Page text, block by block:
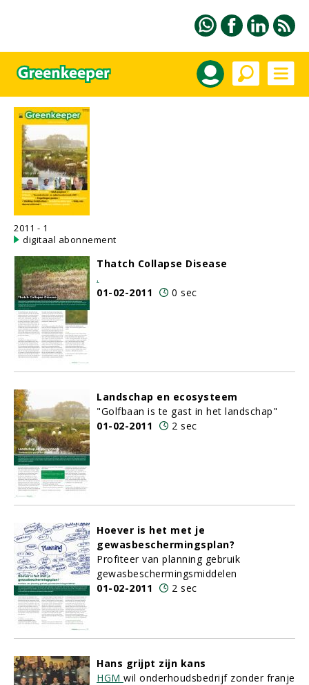
2011 - 1
digitaal abonnement
Thatch Collapse Disease
.
01-02-2011
0 sec
Landschap en ecosysteem
"Golfbaan is te gast in het landschap"
01-02-2011
2 sec
Hoever is het met je
gewasbeschermingsplan?
Profiteer van planning gebruik
gewasbeschermingsmiddelen
01-02-2011
2 sec
Hans grijpt zijn kans
HGM wil onderhoudsbedrijf zonder franje